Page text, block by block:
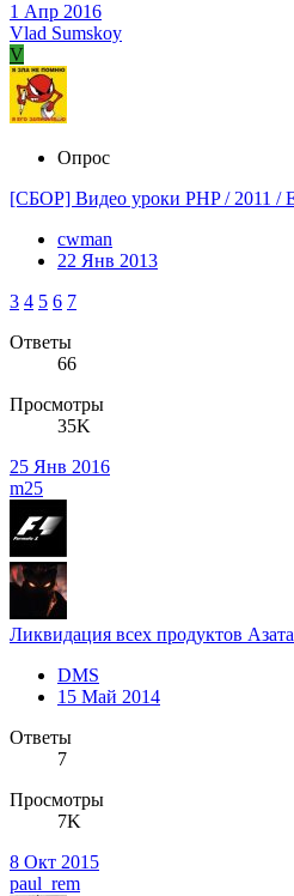
1 Апр 2016
Vlad Sumskoy
V
Опрос
[СБОР] Видео уроки PHP / 2011 /
cwman
22 Янв 2013
3 4 5 6 7
Ответы
66
Просмотры
35K
25 Янв 2016
m25
Ликвидация всех продуктов
DMS
15 Май 2014
Ответы
7
Просмотры
7K
8 Окт 2015
paul_rem